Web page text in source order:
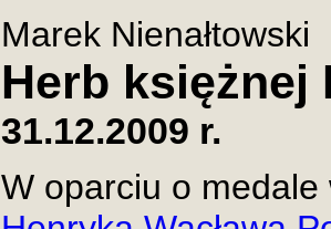
Marek Nienałtowski
Herb księżnej
31.12.2009 r.
W oparciu o